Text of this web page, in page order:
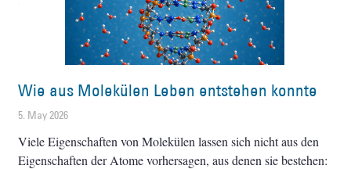
Wie aus Molekülen Leben entstehen konnte
5. May 2026
Viele Eigenschaften von Molekülen lassen sich nicht aus den
Eigenschaften der Atome vorhersagen, aus denen sie bestehen: